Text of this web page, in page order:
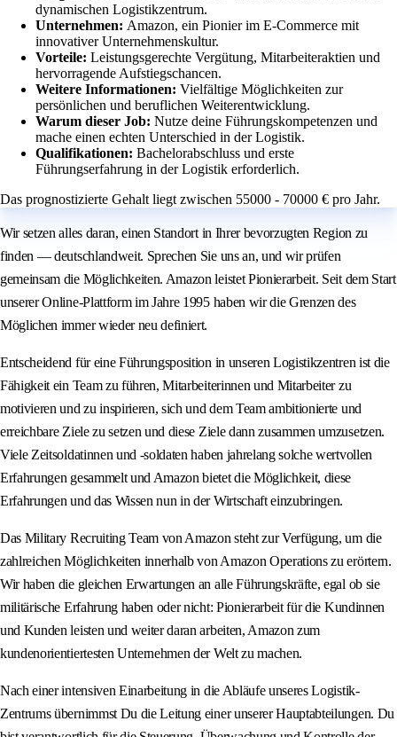
dynamischen Logistikzentrum.
Unternehmen: Amazon, ein Pionier im E-Commerce mit
innovativer Unternehmenskultur.
Vorteile: Leistungsgerechte Vergütung, Mitarbeiteraktien und
hervorragende Aufstiegschancen.
Weitere Informationen: Vielfältige Möglichkeiten zur
persönlichen und beruflichen Weiterentwicklung.
Warum dieser Job: Nutze deine Führungskompetenzen und
mache einen echten Unterschied in der Logistik.
Qualifikationen: Bachelorabschluss und erste
Führungserfahrung in der Logistik erforderlich.
Das prognostizierte Gehalt liegt zwischen 55000 - 70000 € pro Jahr.
Wir setzen alles daran, einen Standort in Ihrer bevorzugten Region zu
finden — deutschlandweit. Sprechen Sie uns an, und wir prüfen
gemeinsam die Möglichkeiten. Amazon leistet Pionierarbeit. Seit dem Start
unserer Online-Plattform im Jahre 1995 haben wir die Grenzen des
Möglichen immer wieder neu definiert.
Entscheidend für eine Führungsposition in unseren Logistikzentren ist die
Fähigkeit ein Team zu führen, Mitarbeiterinnen und Mitarbeiter zu
motivieren und zu inspirieren, sich und dem Team ambitionierte und
erreichbare Ziele zu setzen und diese Ziele dann zusammen umzusetzen.
Viele Zeitsoldatinnen und -soldaten haben jahrelang solche wertvollen
Erfahrungen gesammelt und Amazon bietet die Möglichkeit, diese
Erfahrungen und das Wissen nun in der Wirtschaft einzubringen.
Das Military Recruiting Team von Amazon steht zur Verfügung, um die
zahlreichen Möglichkeiten innerhalb von Amazon Operations zu erörtern.
Wir haben die gleichen Erwartungen an alle Führungskräfte, egal ob sie
militärische Erfahrung haben oder nicht: Pionierarbeit für die Kundinnen
und Kunden leisten und weiter daran arbeiten, Amazon zum
kundenorientiertesten Unternehmen der Welt zu machen.
Nach einer intensiven Einarbeitung in die Abläufe unseres Logistik-
Zentrums übernimmst Du die Leitung einer unserer Hauptabteilungen. Du